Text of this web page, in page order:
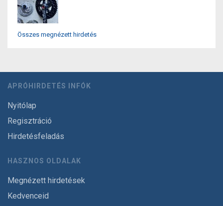
Összes megnézett hirdetés
APRÓHIRDETÉS INFÓK
Nyitólap
Regisztráció
Hirdetésfeladás
HASZNOS OLDALAK
Megnézett hirdetések
Kedvenceid